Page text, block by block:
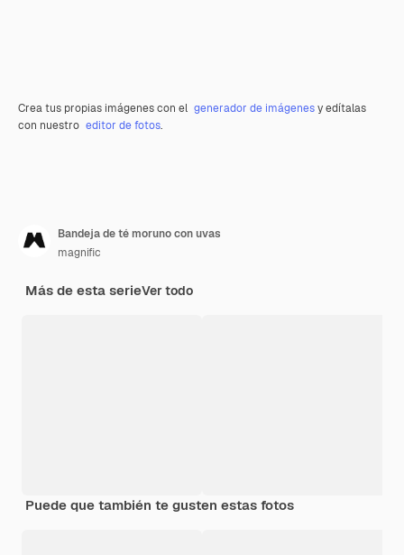
Crea tus propias imágenes con el generador de imágenesy edítalas
con nuestro editor de fotos.
Bandeja de té moruno con uvas
magnific
Más de esta serieVer todo
Puede que también te gusten estas fotos